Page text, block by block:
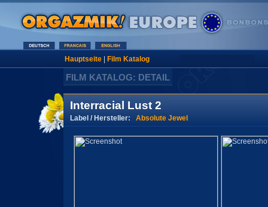
Hauptseite| Film Katalog
FILM KATALOG: DETAIL
Interracial Lust 2
Label / Hersteller: Absolute Jewel